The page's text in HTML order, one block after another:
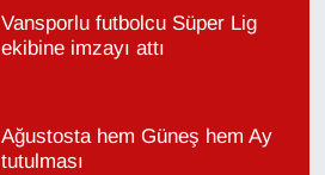
Vansporlu futbolcu Süper Lig
ekibine imzayı attı
Ağustosta hem Güneş hem Ay
tutulması